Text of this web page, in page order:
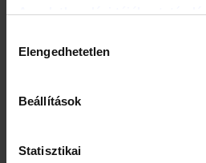
Az adatkezelési tájékoztató
kiválasztása
Elengedhetetlen
Beállítások
Statisztikai
Ha a sérvkizáródás tüneteit